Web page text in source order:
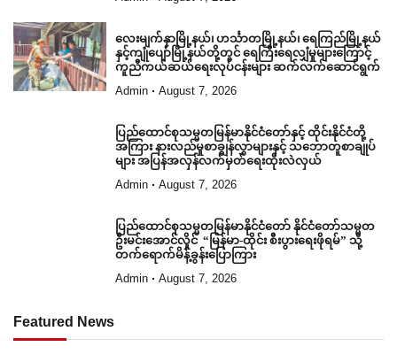
လေးမျက်နှာမြို့နယ်၊ ဟင်္သာတမြို့နယ်၊ ရေကြည်မြို့နယ်
နှင့်ကျုံပျော်မြို့နယ်တို့တွင် ရေကြီးရေလျှံမှုများကြောင့်
ကူညီကယ်ဆယ်ရေးလုပ်ငန်းများ ဆက်လက်ဆောင်ရွက်
Admin August 7, 2026
ပြည်ထောင်စုသမ္မတမြန်မာနိုင်ငံတော်နှင့် ထိုင်းနိုင်ငံတို့
အကြား နားလည်မှုစာချွန်လွှာများနှင့် သဘောတူစာချုပ်
များ အပြန်အလှန်လက်မှတ်ရေးထိုးလဲလှယ်
Admin August 7, 2026
ပြည်ထောင်စုသမ္မတမြန်မာနိုင်ငံတော် နိုင်ငံတော်သမ္မတ
ဦးမင်းအောင်လှိုင် “မြန်မာ-ထိုင်း စီးပွားရေးဖိုရမ်” သို့
တက်ရောက်မိန့်ခွန်းပြောကြား
Admin August 7, 2026
Featured News